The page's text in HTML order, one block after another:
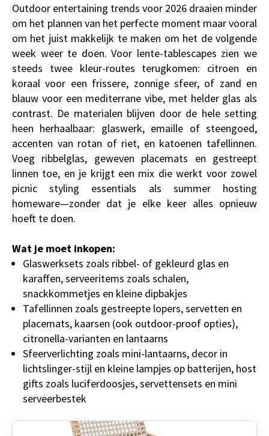
Outdoor entertaining trends voor 2026 draaien minder
om het plannen van het perfecte moment maar vooral
om het juist makkelijk te maken om het de volgende
week weer te doen. Voor lente-tablescapes zien we
steeds twee kleur-routes terugkomen: citroen en
koraal voor een frissere, zonnige sfeer, of zand en
blauw voor een mediterrane vibe, met helder glas als
contrast. De materialen blijven door de hele setting
heen herhaalbaar: glaswerk, emaille of steengoed,
accenten van rotan of riet, en katoenen tafellinnen.
Voeg ribbelglas, geweven placemats en gestreept
linnen toe, en je krijgt een mix die werkt voor zowel
picnic styling essentials als summer hosting
homeware—zonder dat je elke keer alles opnieuw
hoeft te doen.
Wat je moet inkopen:
Glaswerksets zoals ribbel- of gekleurd glas en
karaffen, serveeritems zoals schalen,
snackkommetjes en kleine dipbakjes
Tafellinnen zoals gestreepte lopers, servetten en
placemats, kaarsen (ook outdoor-proof opties),
citronella-varianten en lantaarns
Sfeerverlichting zoals mini-lantaarns, decor in
lichtslinger-stijl en kleine lampjes op batterijen, host
gifts zoals luciferdoosjes, servettensets en mini
serveerbestek